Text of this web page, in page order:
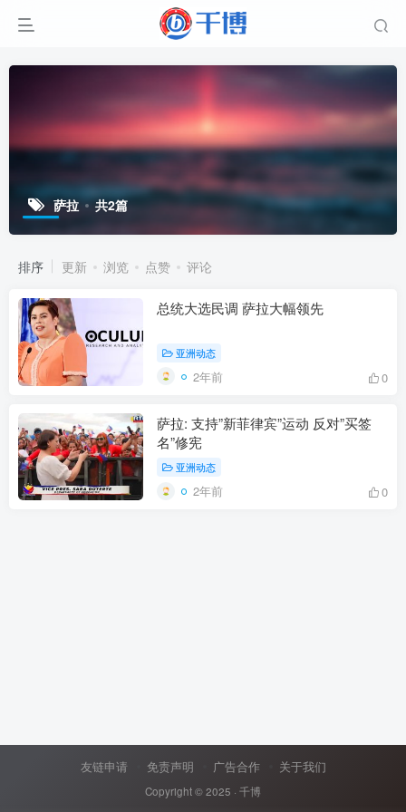
萨拉 共2篇
排序 更新 浏览 点赞 评论
总统大选民调 萨拉大幅领先
亚洲动态
2年前 0
萨拉: 支持”新菲律宾”运动 反对”买签
名”修宪
亚洲动态
2年前 0
友链申请 免责声明 广告合作 关于我们
Copyright © 2025 · 千博